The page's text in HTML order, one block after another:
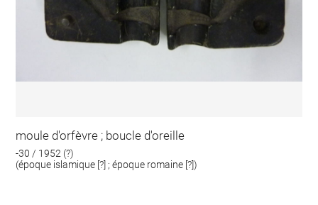
moule d'orfèvre ; boucle d'oreille
-30 / 1952 (?)
(époque islamique [?] ; époque romaine [?])